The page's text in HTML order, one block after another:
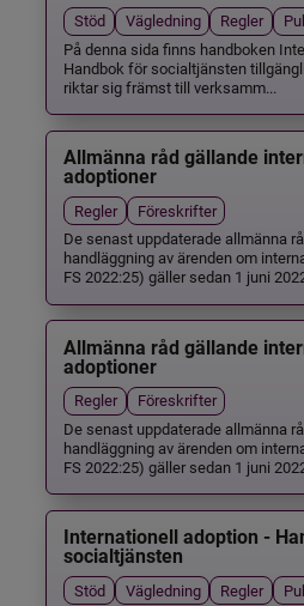
Stöd Vägledning Regler
På denna sida finns handboken
Handbok för socialtjänsten
riktar sig främst till verksamm...
Allmänna råd gällande
adoptioner
Regler
Föreskrifter
De senast uppdaterade allmänna
handläggning av ärenden om
FS 2022:25) gäller sedan 1 juni
Allmänna råd gällande
adoptioner
Regler
Föreskrifter
De senast uppdaterade allmänna
handläggning av ärenden om
FS 2022:25) gäller sedan 1 juni
Internationell adoption -
socialtjänsten
Stöd Vägledning Regler